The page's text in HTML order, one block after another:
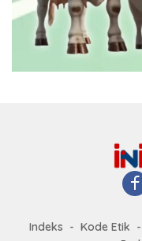
Indeks Kode Etik